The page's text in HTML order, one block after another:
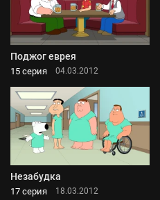
Поджог еврея
15 серия 04.03.2012
Незабудка
17 серия 18.03.2012